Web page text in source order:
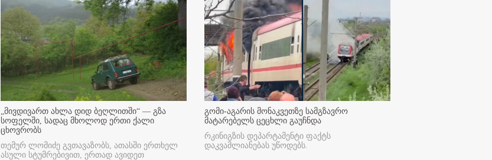
„მივდივართ ახლა დიდ ბეღლითში“ — გზა
სოფელში, სადაც მხოლოდ ერთი ქალი
ცხოვრობს
თემურ ლომიძე გვთავაზობს, ათასში ერთხელ
ასული სტუმრებივით, ერთად ავიდეთ
გომი-აგარის მონაკვეთზე სამგზავრო
მატარებელს ცეცხლი გაუჩნდა
რკინიგზის დეპარტამენტი ფაქტს
დაკვამლიანებას უწოდებს.